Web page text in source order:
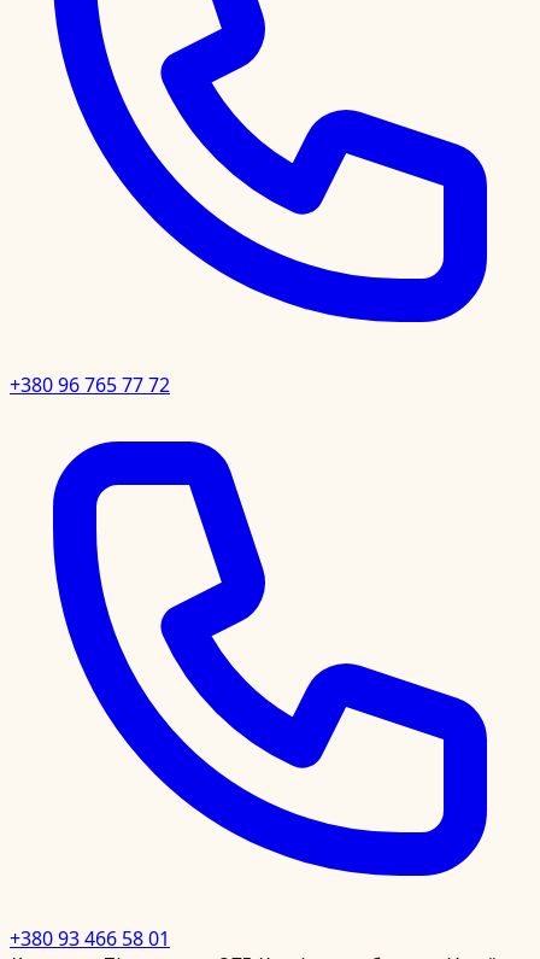
+380 96 765 77 72
+380 93 466 58 01